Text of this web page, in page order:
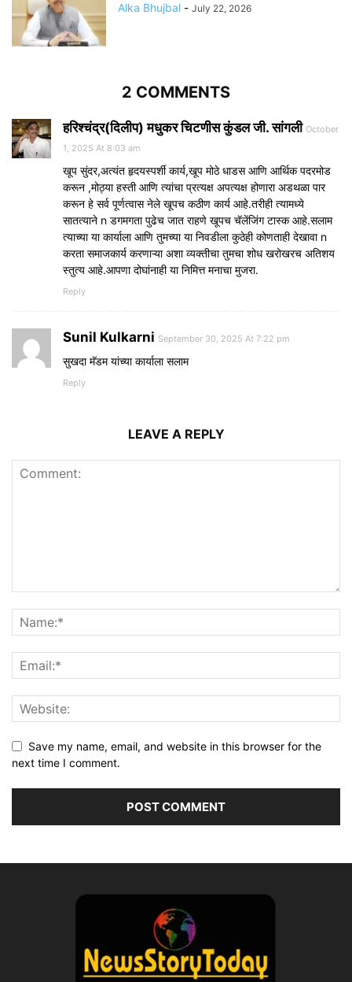
Alka Bhujbal - July 22, 2026
2 COMMENTS
हरिश्चंद्र(दिलीप) मधुकर चिटणीस कुंडल जी. सांगली October
1, 2025 At 8:03 am
खूप सुंदर,अत्यंत हृदयस्पर्शी कार्य,खूप मोठे धाडस आणि आर्थिक पदरमोड
करून ,मोठ्या हस्ती आणि त्यांचा प्रत्यक्ष अपत्यक्ष होणारा अडथळा पार
करून हे सर्व पूर्णत्वास नेले खूपच कठीण कार्य आहे.तरीही त्यामध्ये
सातत्याने n डगमगता पुढेच जात राहणे खूपच चॅलेंजिंग टास्क आहे.सलाम
त्याच्या या कार्याला आणि तुमच्या या निवडीला कुठेही कोणताही देखावा n
करता समाजकार्य करणाऱ्या अशा व्यक्तीचा तुमचा शोध खरोखरच अतिशय
स्तुत्य आहे.आपणा दोघांनाही या निमित्त मनाचा मुजरा.
Reply
Sunil Kulkarni September 30, 2025 At 7:22 pm
सुखदा मॅडम यांच्या कार्याला सलाम
Reply
LEAVE A REPLY
Save my name, email, and website in this browser for the
next time I comment.